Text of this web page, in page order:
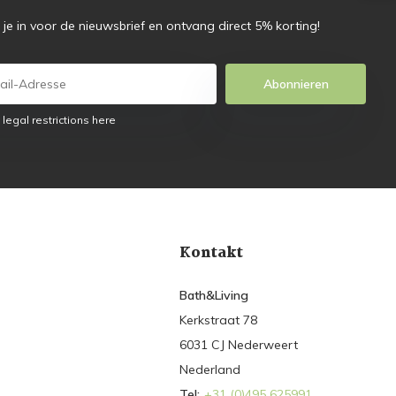
je in voor de nieuwsbrief en ontvang direct 5% korting!
Abonnieren
legal restrictions here
Kontakt
Bath&Living
Kerkstraat 78
6031 CJ Nederweert
Nederland